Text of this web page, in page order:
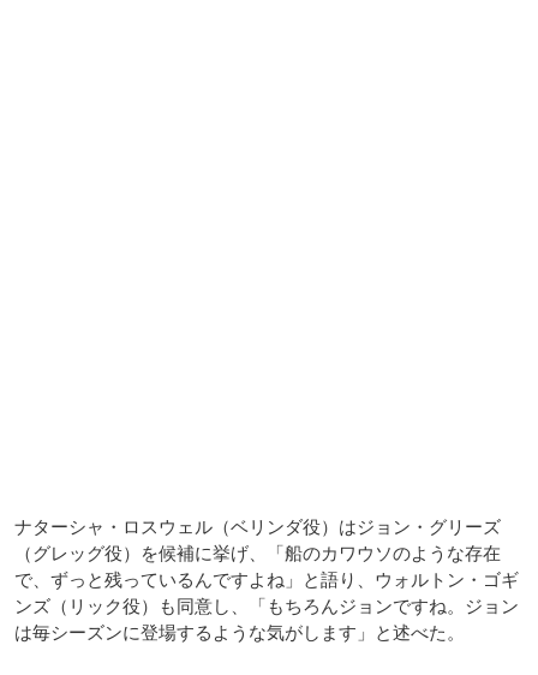
ナターシャ・ロスウェル（ベリンダ役）はジョン・グリーズ
（グレッグ役）を候補に挙げ、「船のカワウソのような存在
で、ずっと残っているんですよね」と語り、ウォルトン・ゴギ
ンズ（リック役）も同意し、「もちろんジョンですね。ジョン
は毎シーズンに登場するような気がします」と述べた。